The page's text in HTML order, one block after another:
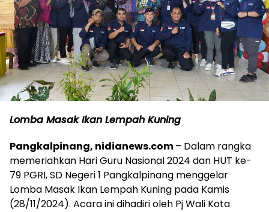
Lomba Masak Ikan Lempah Kuning
Pangkalpinang, nidianews.com– Dalam rangka
memeriahkan Hari Guru Nasional 2024 dan HUT ke-
79 PGRI, SD Negeri 1 Pangkalpinang menggelar
Lomba Masak Ikan Lempah Kuning pada Kamis
(28/11/2024). Acara ini dihadiri oleh Pj Wali Kota